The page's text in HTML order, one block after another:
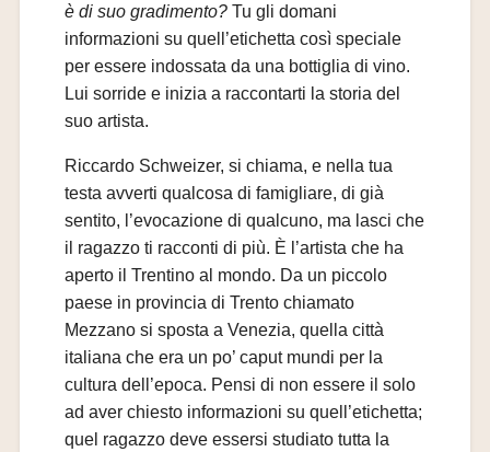
è di suo gradimento?Tu gli domani
informazioni su quell’etichetta così speciale
per essere indossata da una bottiglia di vino.
Lui sorride e inizia a raccontarti la storia del
suo artista.
Riccardo Schweizer, si chiama, e nella tua
testa avverti qualcosa di famigliare, di già
sentito, l’evocazione di qualcuno, ma lasci che
il ragazzo ti racconti di più. È l’artista che ha
aperto il Trentino al mondo. Da un piccolo
paese in provincia di Trento chiamato
Mezzano si sposta a Venezia, quella città
italiana che era un po’ caput mundi per la
cultura dell’epoca. Pensi di non essere il solo
ad aver chiesto informazioni su quell’etichetta;
quel ragazzo deve essersi studiato tutta la